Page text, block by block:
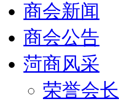
商会新闻
商会公告
菏商风采
荣誉会长